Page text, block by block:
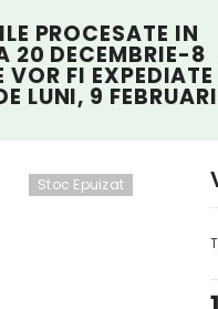
PROCESATE IN
20 DECEMBRIE-8
VOR FI EXPEDIATE
LUNI, 9
Stoc Epuizat